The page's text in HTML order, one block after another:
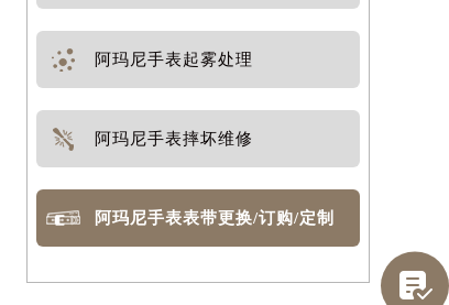
阿玛尼手表起雾处理
阿玛尼手表摔坏维修
阿玛尼手表表带更换/订购/定制
